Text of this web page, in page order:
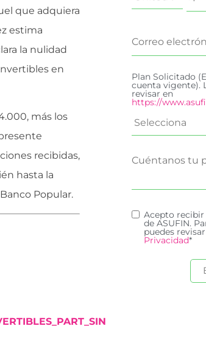
que adquiera
estima
la nulidad
en
más los
recibidas,
hasta la
Popular.
Plan Solicitado
cuenta vigente).
revisar en
https://
Acepto
de ASUFIN.
puedes
Privacidad*